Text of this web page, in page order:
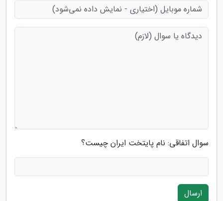
سوال اتفاقی: نام پایتخت ایران چیست؟
ارسال